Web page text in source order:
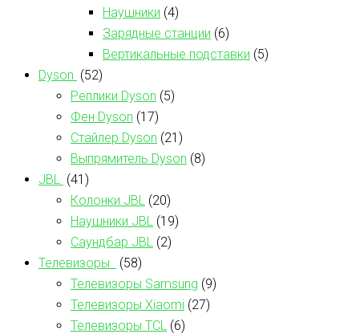
Наушники (4)
Зарядные станции (6)
Вертикальные подставки (5)
Dyson (52)
Реплики Dyson (5)
Фен Dyson (17)
Стайлер Dyson (21)
Выпрямитель Dyson (8)
JBL
(41)
Колонки JBL (20)
Наушники JBL (19)
Саундбар JBL (2)
Телевизоры
(58)
Телевизоры Samsung (9)
Телевизоры Xiaomi (27)
Телевизоры TCL (6)